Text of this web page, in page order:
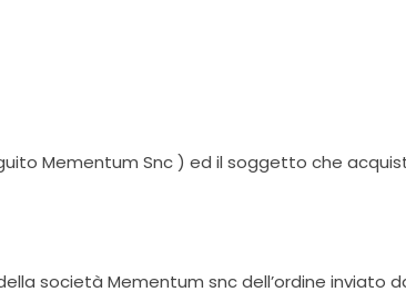
Mementum Snc ) ed il soggetto che
società Mementum snc dell’ordine inviato